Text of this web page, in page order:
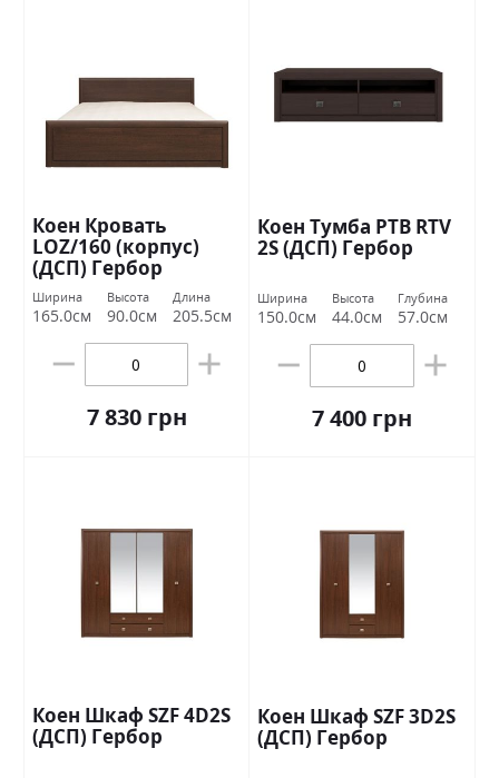
Коен Кровать
LOZ/160 (корпус)
(ДСП) Гербор
Ширина
165.0см
Высота
90.0см
Длина
205.5см
7 830 грн
Коен Тумба РТВ RTV
2S (ДСП) Гербор
Ширина
150.0см
Высота
44.0см
Глубина
57.0см
7 400 грн
Коен Шкаф SZF 4D2S
(ДСП) Гербор
Коен Шкаф SZF 3D2S
(ДСП) Гербор